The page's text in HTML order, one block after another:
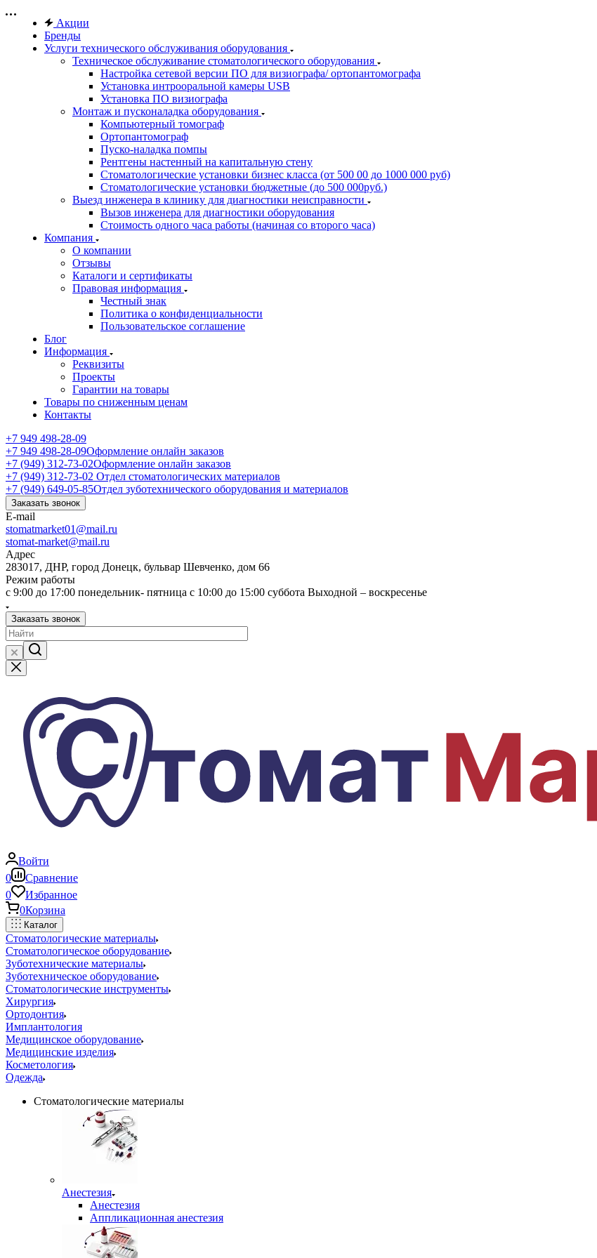
Акции
Бренды
Услуги технического обслуживания оборудования
Техническое обслуживание стоматологического оборудования
Настройка сетевой версии ПО для визиографа/ ортопантомографа
Установка интрооральной камеры USB
Установка ПО визиографа
Монтаж и пусконаладка оборудования
Компьютерный томограф
Ортопантомограф
Пуско-наладка помпы
Рентгены настенный на капитальную стену
Стоматологические установки бизнес класса (от 500 00 до 1000 000 руб)
Стоматологические установки бюджетные (до 500 000руб.)
Выезд инженера в клинику для диагностики неисправности
Вызов инженера для диагностики оборудования
Стоимость одного часа работы (начиная со второго часа)
Компания
О компании
Отзывы
Каталоги и сертификаты
Правовая информация
Честный знак
Политика о конфиденциальности
Пользовательское соглашение
Блог
Информация
Реквизиты
Проекты
Гарантии на товары
Товары по сниженным ценам
Контакты
+7 949 498-28-09
+7 949 498-28-09Оформление онлайн заказов
+7 (949) 312-73-02Оформление онлайн заказов
+7 (949) 312-73-02 Отдел стоматологических материалов
+7 (949) 649-05-85Отдел зуботехнического оборудования и материалов
Заказать звонок
E-mail
stomatmarket01@mail.ru
stomat-market@mail.ru
Адрес
283017, ДНР, город Донецк, бульвар Шевченко, дом 66
Режим работы
с 9:00 до 17:00 понедельник- пятница с 10:00 до 15:00 суббота Выходной – воскресенье
Заказать звонок
Войти
0
Сравнение
0
Избранное
0Корзина
Каталог
Стоматологические материалы
Стоматологическое оборудование
Зуботехнические материалы
Зуботехническое оборудование
Стоматологические инструменты
Хирургия
Ортодонтия
Имплантология
Медицинское оборудование
Медицинские изделия
Косметология
Одежда
Стоматологические материалы
Анестезия
Анестезия
Аппликационная анестезия